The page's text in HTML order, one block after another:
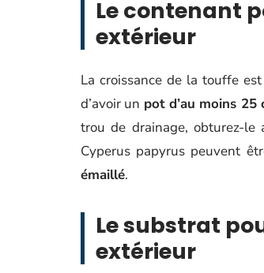
Le contenant
extérieur
La croissance de la touffe
d’avoir un pot d’au moins 25
trou de drainage, obturez-
Cyperus papyrus peuvent
émaillé.
Le substrat
extérieur